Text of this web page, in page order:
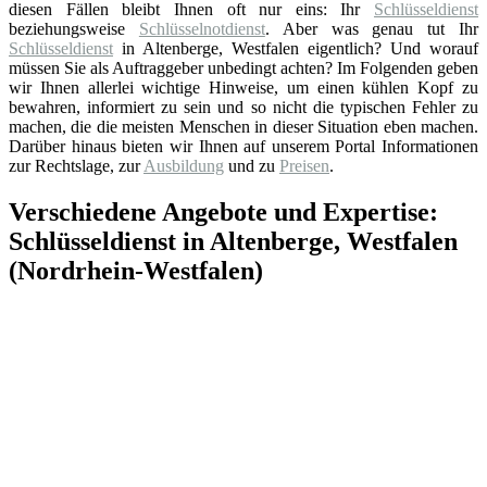
diesen Fällen bleibt Ihnen oft nur eins: Ihr Schlüsseldienst
beziehungsweise Schlüsselnotdienst. Aber was genau tut Ihr
Schlüsseldienst in Altenberge, Westfalen eigentlich? Und worauf
müssen Sie als Auftraggeber unbedingt achten? Im Folgenden geben
wir Ihnen allerlei wichtige Hinweise, um einen kühlen Kopf zu
bewahren, informiert zu sein und so nicht die typischen Fehler zu
machen, die die meisten Menschen in dieser Situation eben machen.
Darüber hinaus bieten wir Ihnen auf unserem Portal Informationen
zur Rechtslage, zurAusbildung und zu Preisen.
Verschiedene Angebote und Expertise:
Schlüsseldienst in Altenberge, Westfalen
(Nordrhein-Westfalen)